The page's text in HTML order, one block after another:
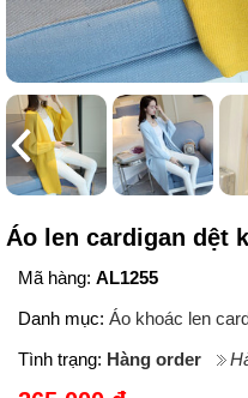
Áo len cardigan dệt
Mã hàng: AL1255
Danh mục: Áo khoác len
Tình trạng: Hàng order